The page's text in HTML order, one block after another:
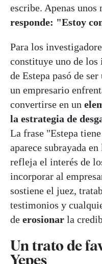
escribe. Apenas unos
responde: "Estoy
Para los
constituye uno de los
de Estepa pasó de
un empresario
convertirse en un
la estrategia de
La frase "Estepa
aparece subrayada
refleja el interés de
incorporar al
sostiene el juez,
testimonios y
de erosionar la
Un trato de
Yepes